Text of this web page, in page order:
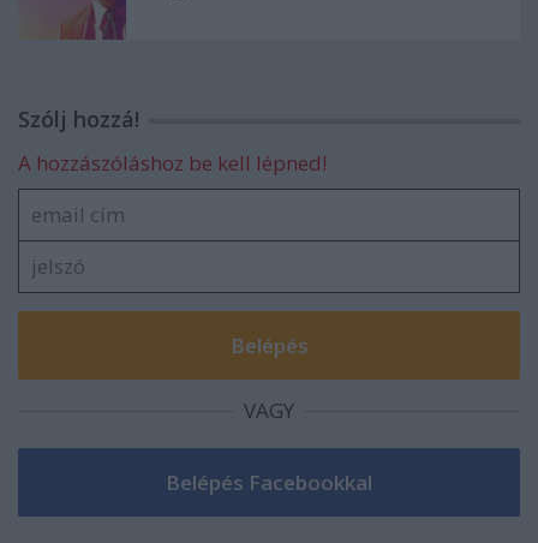
Szólj hozzá!
A hozzászóláshoz be kell lépned!
VAGY